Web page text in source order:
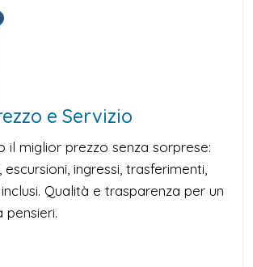
e Servizio
il miglior prezzo senza sorprese:
ingressi, trasferimenti,
Qualità e trasparenza per un
pensieri.